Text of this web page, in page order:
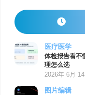
医疗医学
体检报告看不
理怎么选
2026年 6月 14
图片编辑